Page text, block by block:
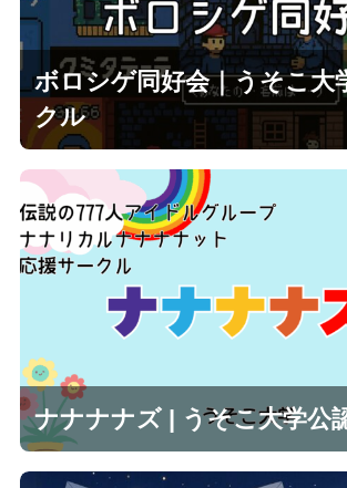
ボロシゲ同好会｜うそこ大
クル
ナナナナズ | うそこ大学公